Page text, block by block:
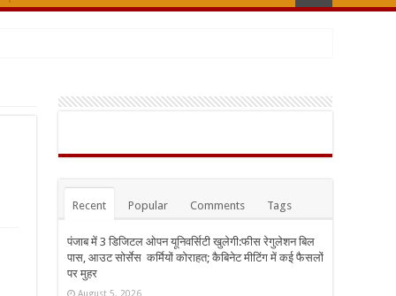
Recent Popular Comments Tags
पंजाब में 3 डिजिटल ओपन यूनिवर्सिटी खुलेगी:फीस रेगुलेशन बिल
पास, आउट सोर्सेस कर्मियों कोराहत; कैबिनेट मीटिंग में कई फैसलों
पर मुहर
August 5, 2026